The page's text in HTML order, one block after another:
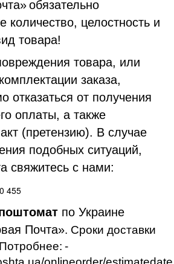
обязательно
количество, целостность и
товара!
товара, или
заказа,
отказаться от получения
оплаты, а также
(претензию). В случае
подобных ситуаций,
свяжитесь с нами:
455
по Украине
Почта». Сроки доставки
-